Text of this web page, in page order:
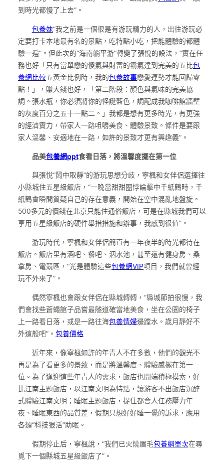
到時光都慢了上去”。
包養妹“我之前是一個很是有游玩精力的人，出往游玩必
定要打卡本地最有名的景點，吃特點小吃，把能體驗的都體
驗一遍”。但此次的“海南躺平游”轉變了張悅的設法，“實在任
務也好「只有當單戀的傻氣與財富的霸氣達到完美的五比包
養網比較五黃金比例時，我的包養故事戀愛運勢才能回歸零
點！」，賺大錢也好，「第二階段：顏色與氣味的完美協
調。張水瓶，你必須將你的怪誕藍色，調配成我咖啡館牆壁
的灰度百分之五十一點二。」我都是想有更多時光，有更強
的經濟實力，帶家人一路咀嚼美食、體驗景致。條件是要跟
家人溫馨、安適地在一路，如許的景致才更有興趣義”。
品美包養網ppt食看日落，將溫馨度擺在第一位
與張悅“鬧中取靜”的游玩思想分歧，寧楓和女伴侶選擇往
小縣城住五星級飯店，“一晚當甜甜圈悖論擊中千紙鶴時，千
紙鶴會瞬間質疑自己的存在意義，開始在空中混亂地盤旋。
500多元的價錢在北京只能住通俗飯店，可是在縣城我們可以
享用五星級飯店的硬件舉措措施和辦事，我感到很值”。
游玩時代，寧楓和女伴侶簡直有一年夜半的時光都待在
飯店。飯店里有酒吧、餐吧、泅水池，甚至還有健身房、桑
拿房、電競區，“光是體驗這些包養網VIP項目，我們就曾經
玩不外來了”。
偶然寧楓也會跟女伴侶在縣城轉轉，“縣城節拍很慢，我
們會找些蒼蠅館子品嘗最隧道確當地美食，坐在公園的椅子
上一路看日落，或是一路往海包養情婦邊蹚水。歲月靜好不
外這般吧”。 包養價格
近年來，像寧楓如許的年青人不在多數，他們的觀光不
再是為了看更多的景致，而是將溫馨度、體驗感擺在第一
位。為了逢迎這些年青人的需求，飯店也開端積極摸索，好
比江南主題飯店，以江南文明為特點，讓游客不出飯店沉醉
式體驗江南文明；睡眠主題飯店，捉住都會人任務壓力年
夜、睡眠東西的品質差，假期只想好好睡一覺的訴求，應用
各類“科技狠活”助眠。
假期停止后，寧楓說，“我們已火燒眉毛包養網單次在尋
覓下一個縣城五星級飯店了”。